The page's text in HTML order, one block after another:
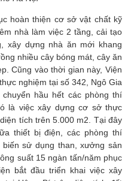
hoàn thiện cơ sở vật chất kỹ
nhà làm việc 2 tầng, cải tạo
xây dựng nhà ăn mới khang
nhiều cây bóng mát, cây ăn
Cũng vào thời gian này, Viện
nghiệm tại số 342, Ngô Gia
hầu hết các phòng thí
là việc xây dựng cơ sở thực
tích trên 5.000 m2. Tại đây
thiết bị điện, các phòng thí
sử dụng than, xưởng sản
suất 15 ngàn tấn/năm phục
bắt đầu triển khai việc xây